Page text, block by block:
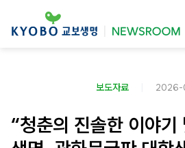
보도자료
“청춘의 진솔한 이야